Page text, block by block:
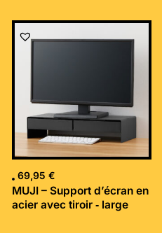
69,95 €
MUJI – Support d’écran en
acier avec tiroir ‐ large